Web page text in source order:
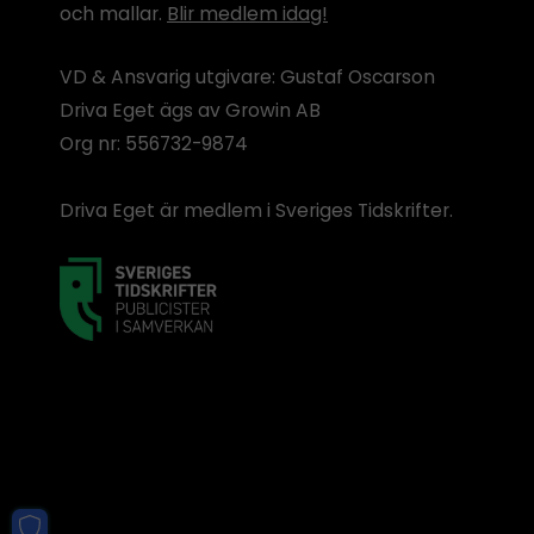
och mallar. Blir medlem idag!
VD & Ansvarig utgivare: Gustaf Oscarson
Driva Eget ägs av Growin AB
Org nr: 556732-9874
Driva Eget är medlem i Sveriges Tidskrifter.